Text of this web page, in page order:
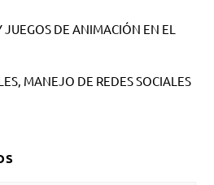
DE ANIMACIÓN EN EL
MANEJO DE REDES SOCIALES